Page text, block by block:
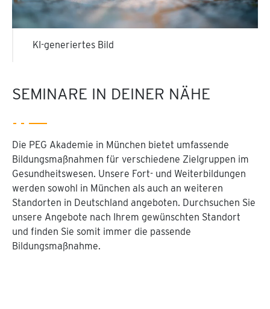
SEMINARE IN DEINER NÄHE
Die PEG Akademie in München bietet umfassende
Bildungsmaßnahmen für verschiedene Zielgruppen im
Gesundheitswesen. Unsere Fort- und Weiterbildungen
werden sowohl in München als auch an weiteren
Standorten in Deutschland angeboten. Durchsuchen Sie
unsere Angebote nach Ihrem gewünschten Standort
und finden Sie somit immer die passende
Bildungsmaßnahme.
KI-generiertes Bild